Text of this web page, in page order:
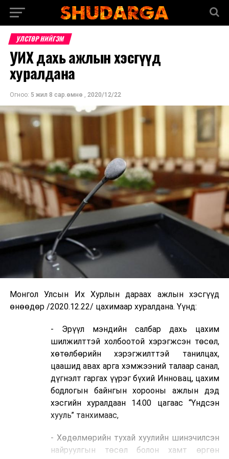
УЛСТӨР НИЙГЭМ
УИХ дахь ажлын хэсгүүд
хуралдана
Огноо: 5 жил 8 сар.өмнө , 2020/12/22
Монгол Улсын Их Хурлын дараах ажлын хэсгүүд
өнөөдөр /2020.12.22/ цахимаар хуралдана. Үүнд:
- Эрүүл мэндийн салбар дахь цахим
шилжилттэй холбоотой хэрэгжсэн төсөл,
хөтөлбөрийн хэрэгжилттэй танилцах,
цаашид авах арга хэмжээний талаар санал,
дүгнэлт гаргах үүрэг бүхий Инновац, цахим
бодлогын байнгын хорооны ажлын дэд
хэсгийн хуралдаан 14.00 цагаас “Үндсэн
хууль” танхимаас,
- Хөдөлмөрийн тухай хуулийн шинэчилсэн
найруулгын төсөл болон хамт өргөн